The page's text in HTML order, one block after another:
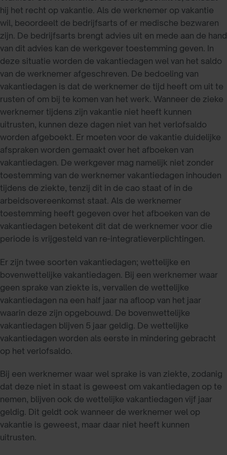
hij het recht op vakantie. Als de werknemer op vakantie
wil, beoordeelt de bedrijfsarts of er medische bezwaren
zijn. De bedrijfsarts brengt advies uit en mede aan de hand
van dit advies kan de werkgever toestemming geven. In
deze situatie worden de vakantiedagen wel van het saldo
van de werknemer afgeschreven. De bedoeling van
vakantiedagen is dat de werknemer de tijd heeft om uit te
rusten of om bij te komen van het werk. Wanneer de zieke
werknemer tijdens zijn vakantie niet heeft kunnen
uitrusten, kunnen deze dagen niet van het verlofsaldo
worden afgeboekt. Er moeten voor de vakantie duidelijke
afspraken worden gemaakt over het afboeken van
vakantiedagen. De werkgever mag namelijk niet zonder
toestemming van de werknemer vakantiedagen inhouden
tijdens de ziekte, tenzij dit in de cao staat of in de
arbeidsovereenkomst staat. Als de werknemer
toestemming heeft gegeven over het afboeken van de
vakantiedagen betekent dit dat de werknemer voor die
periode is vrijgesteld van re-integratieverplichtingen.
Er zijn twee soorten vakantiedagen; wettelijke en
bovenwettelijke vakantiedagen. Bij een werknemer waar
geen sprake van ziekte is, vervallen de wettelijke
vakantiedagen na een half jaar na afloop van het jaar
waarin deze zijn opgebouwd. De bovenwettelijke
vakantiedagen blijven 5 jaar geldig. De wettelijke
vakantiedagen worden als eerste in mindering gebracht
op het verlofsaldo.
Bij een werknemer waar wel sprake is van ziekte, zodanig
dat deze niet in staat is geweest om vakantiedagen op te
nemen, blijven ook de wettelijke vakantiedagen vijf jaar
geldig. Dit geldt ook wanneer de werknemer wel op
vakantie is geweest, maar daar niet heeft kunnen
uitrusten.